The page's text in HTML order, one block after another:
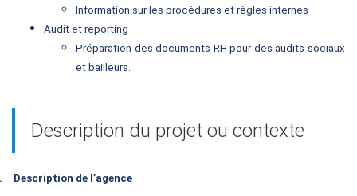
Information sur les procédures et règles internes
Audit et reporting
Préparation des documents RH pour des audits sociaux
et bailleurs.
Description du projet ou contexte
Description de l’agence